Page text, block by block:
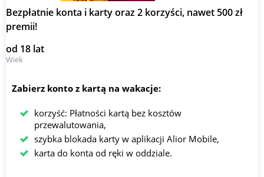
Bezpłatnie konta i karty oraz 2 korzyści, nawet 500 zł
premii!
od 18 lat
Wiek
Zabierz konto z kartą na wakacje:
korzyść: Płatności kartą bez kosztów
przewalutowania,
szybka blokada karty w aplikacji Alior Mobile,
karta do konta od ręki w oddziale.